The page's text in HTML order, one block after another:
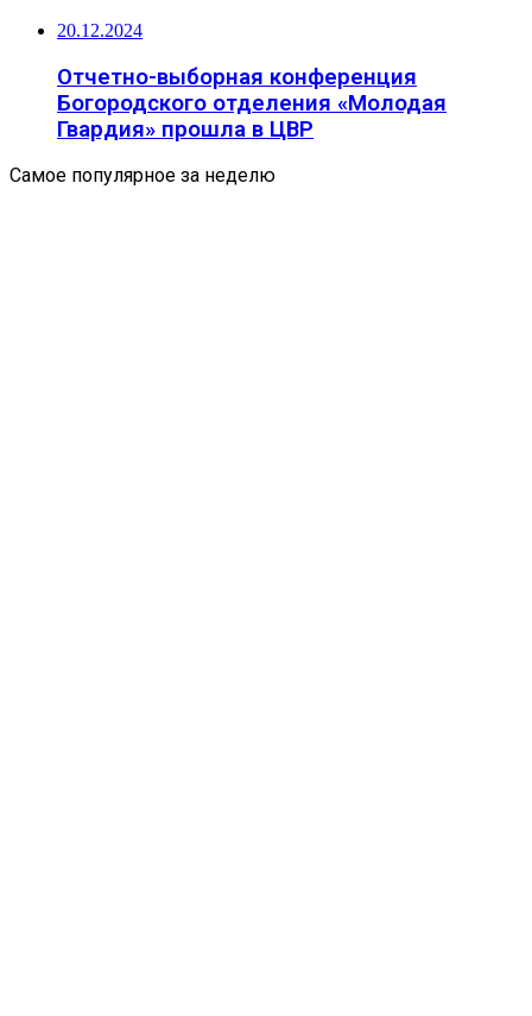
20.12.2024
Отчетно-выборная конференция
Богородского отделения «Молодая
Гвардия» прошла в ЦВР
Самое популярное за неделю